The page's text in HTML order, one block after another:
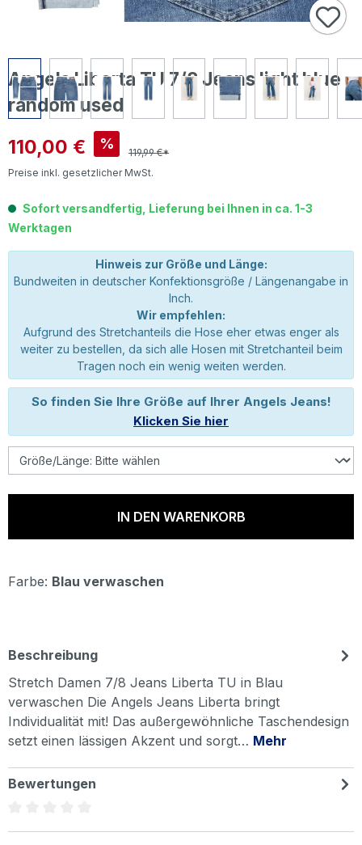
Angels Liberta TU 7/8 Jeans light blue
random used
Verkaufspreis:
110,00 € %
119,99 €*
Preise inkl. gesetzlicher MwSt.
Sofort versandfertig, Lieferung bei Ihnen in ca. 1-3
Werktagen
Hinweis zur Größe und Länge:
Bundweiten in deutscher Konfektionsgröße / Längenangabe in
Inch.
Wir empfehlen:
Aufgrund des Stretchanteils die Hose eher etwas enger als
weiter zu bestellen, da sich alle Hosen mit Stretchanteil beim
Tragen noch ein wenig weiten werden.
So finden Sie Ihre Größe auf Ihrer Angels Jeans!
Klicken Sie hier
IN DEN WARENKORB
Farbe: Blau verwaschen
Beschreibung
Stretch Damen 7/8 Jeans Liberta TU in Blau
verwaschen Die Angels Jeans Liberta bringt
Individualität mit! Das außergewöhnliche Taschendesign
setzt einen lässigen Akzent und sorgt… Mehr
Bewertungen